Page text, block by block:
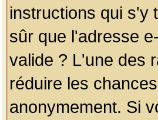
instructions qui s'y
sûr que l'adresse
valide ? L'une des
réduire les
anonymement. Si